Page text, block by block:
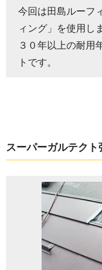
今回は田島ルーフ
ィング」を使用し
３０年以上の耐用
トです。
スーパーガルテクト